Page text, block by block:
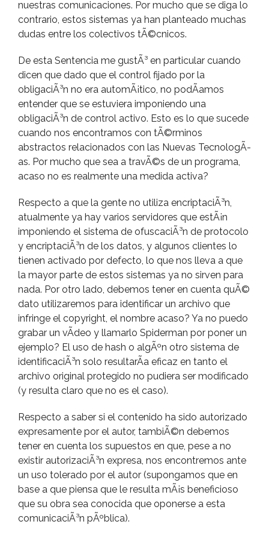
nuestras comunicaciones. Por mucho que se diga lo
contrario, estos sistemas ya han planteado muchas
dudas entre los colectivos tÃ©cnicos.
De esta Sentencia me gustÃ³ en particular cuando
dicen que dado que el control fijado por la
obligaciÃ³n no era automÃ¡tico, no podÃ­amos
entender que se estuviera imponiendo una
obligaciÃ³n de control activo. Esto es lo que sucede
cuando nos encontramos con tÃ©rminos
abstractos relacionados con las Nuevas TecnologÃ­
as. Por mucho que sea a travÃ©s de un programa,
acaso no es realmente una medida activa?
Respecto a que la gente no utiliza encriptaciÃ³n,
atualmente ya hay varios servidores que estÃ¡n
imponiendo el sistema de ofuscaciÃ³n de protocolo
y encriptaciÃ³n de los datos, y algunos clientes lo
tienen activado por defecto, lo que nos lleva a que
la mayor parte de estos sistemas ya no sirven para
nada. Por otro lado, debemos tener en cuenta quÃ©
dato utilizaremos para identificar un archivo que
infringe el copyright, el nombre acaso? Ya no puedo
grabar un vÃ­deo y llamarlo Spiderman por poner un
ejemplo? El uso de hash o algÃºn otro sistema de
identificaciÃ³n solo resultarÃ­a eficaz en tanto el
archivo original protegido no pudiera ser modificado
(y resulta claro que no es el caso).
Respecto a saber si el contenido ha sido autorizado
expresamente por el autor, tambiÃ©n debemos
tener en cuenta los supuestos en que, pese a no
existir autorizaciÃ³n expresa, nos encontremos ante
un uso tolerado por el autor (supongamos que en
base a que piensa que le resulta mÃ¡s beneficioso
que su obra sea conocida que oponerse a esta
comunicaciÃ³n pÃºblica).